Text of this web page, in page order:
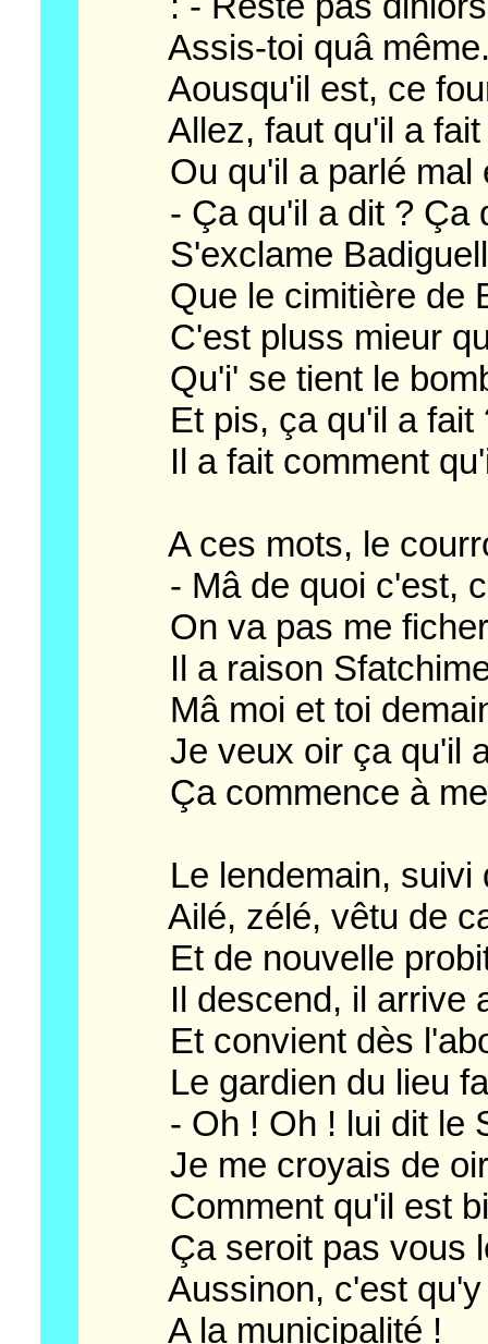
Assis-toi quâ même.
Aousqu'il est, ce
Allez, faut qu'il a fait
Ou qu'il a parlé mal
- Ça qu'il a dit ? Ça
S'exclame
Que le cimitière de
C'est pluss mieur
Qu'i' se tient le
Et pis, ça qu'il a fait
Il a fait comment
A ces mots, le
- Mâ de quoi c'est,
On va pas me ficher
Il a raison Sfatchime
Mâ moi et toi demain
Je veux oir ça qu'il a,
Ça commence à me
Le lendemain, suivi
Ailé, zélé, vêtu de
Et de nouvelle
Il descend, il arrive
Et convient dès
Le gardien du lieu
- Oh ! Oh ! lui dit le
Je me croyais de oir
Comment qu'il est
Ça seroit pas vous
Aussinon, c'est qu'y
A la municipalité !